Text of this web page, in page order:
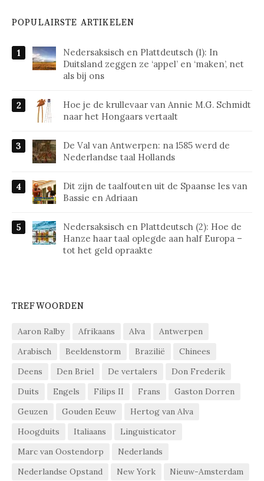
POPULAIRSTE ARTIKELEN
Nedersaksisch en Plattdeutsch (1): In
Duitsland zeggen ze ‘appel’ en ‘maken’, net
als bij ons
Hoe je de krullevaar van Annie M.G. Schmidt
naar het Hongaars vertaalt
De Val van Antwerpen: na 1585 werd de
Nederlandse taal Hollands
Dit zijn de taalfouten uit de Spaanse les van
Bassie en Adriaan
Nedersaksisch en Plattdeutsch (2): Hoe de
Hanze haar taal oplegde aan half Europa –
tot het geld opraakte
TREFWOORDEN
Aaron Ralby Afrikaans Alva
Antwerpen
Arabisch
Beeldenstorm Brazilië
Chinees
Deens
Den Briel De vertalers
Don Frederik
Duits
Engels Filips II Frans
Gaston Dorren
Geuzen
Gouden Eeuw
Hertog van Alva
Hoogduits
Italiaans
Linguisticator
Marc van Oostendorp
Nederlands
Nederlandse Opstand
New York
Nieuw-Amsterdam